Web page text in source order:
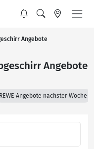
Angebote
Angebote
REWE Angebote nächster Woche